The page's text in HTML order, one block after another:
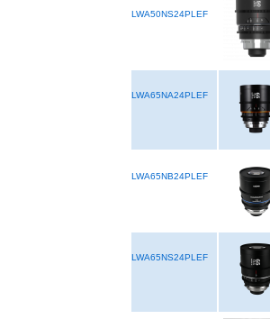
LWA50NS24PLEF
LWA65NA24PLEF
LWA65NB24PLEF
LWA65NS24PLEF